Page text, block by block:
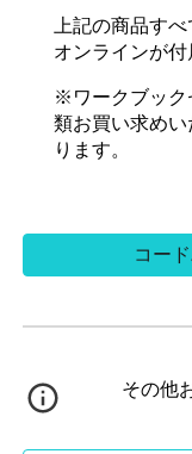
上記の商品す
オンラインが付
※ワークブック
類お買い求め
ります。
コー
その他